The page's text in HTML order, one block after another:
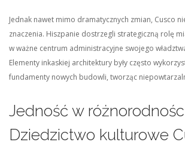
Jednak nawet mimo dramatycznych zmian, Cusco
znaczenia. Hiszpanie dostrzegli strategiczną rolę
w ważne centrum administracyjne swojego
Elementy inkaskiej architektury były często
fundamenty nowych budowli, tworząc
Jedność w
Dziedzictwo kulturowe